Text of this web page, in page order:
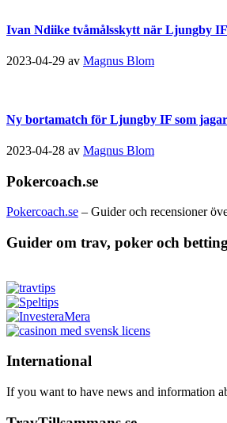
Ivan Ndiike tvåmålsskytt när Ljungby
2023-04-29 av Magnus Blom
Ny bortamatch för Ljungby IF som
2023-04-28 av Magnus Blom
Pokercoach.se
Pokercoach.se – Guider och recensioner
Guider om trav, poker och betting
International
If you want to have news and information